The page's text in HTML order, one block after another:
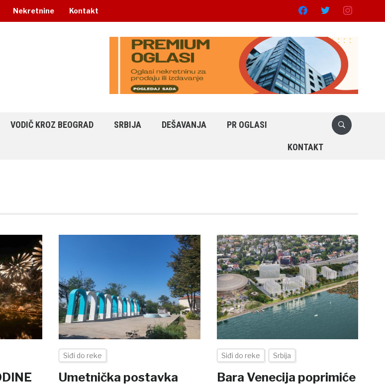
facebooktwitter instagram
Nekretnine Kontakt
VODIČ KROZ BEOGRAD SRBIJA DEŠAVANJA PR OGLASI
KONTAKT
Siđi do reke
Umetnička postavka
Siđi do reke Srbija
Bara Venecija poprimiće